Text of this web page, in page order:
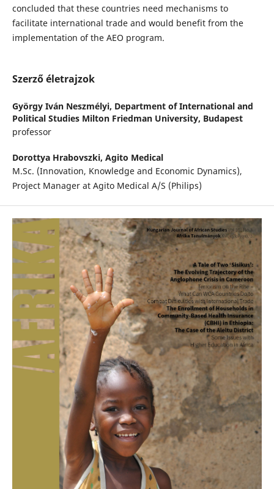
concluded that these countries need mechanisms to
facilitate international trade and would benefit from the
implementation of the AEO program.
Szerző életrajzok
György Iván Neszmélyi, Department of International and
Political Studies Milton Friedman University, Budapest
professor
Dorottya Hrabovszki, Agito Medical
M.Sc. (Innovation, Knowledge and Economic Dynamics),
Project Manager at Agito Medical A/S (Philips)